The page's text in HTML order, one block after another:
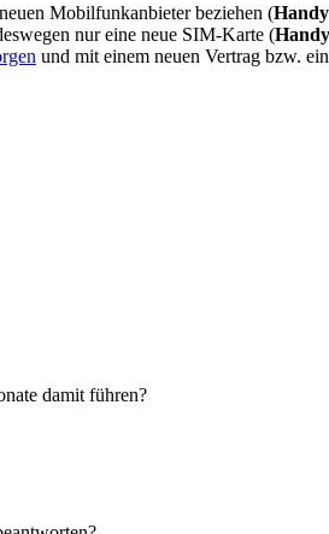
Mobilfunkanbieter beziehen (
nur eine neue SIM-Karte (
und mit einem neuen Vertrag bzw.
damit führen?